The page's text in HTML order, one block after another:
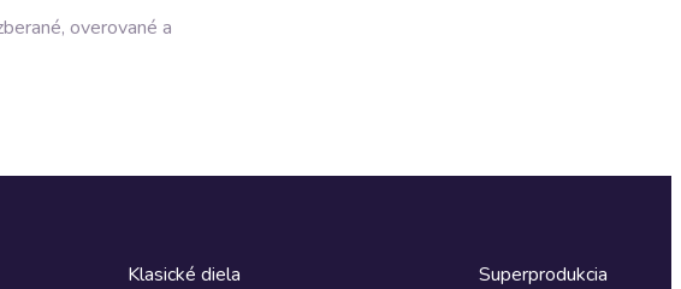
overované a
Klasické diela
Superprodukcia